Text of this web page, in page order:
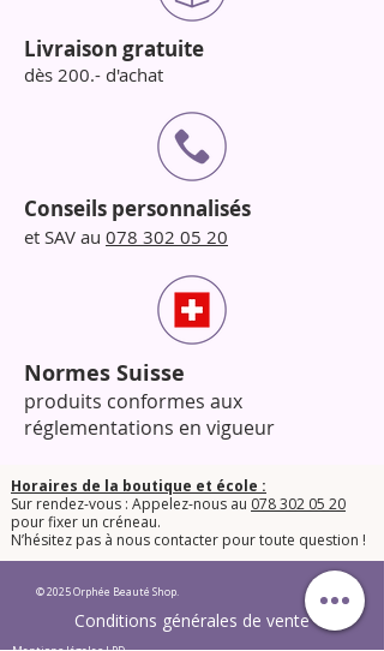
Livraison gratuite
dès 200.- d'achat
Conseils personnalisés
et SAV au 078 302 05 20
Normes Suisse
produits conformes aux
réglementations en vigueur
Horaires de la boutique et école :
Sur rendez-vous : Appelez-nous au 078 302 05 20
pour fixer un créneau.
​N’hésitez pas à nous contacter pour toute question !​
© 2025 Orphée Beauté Shop.
Conditions générales de vente